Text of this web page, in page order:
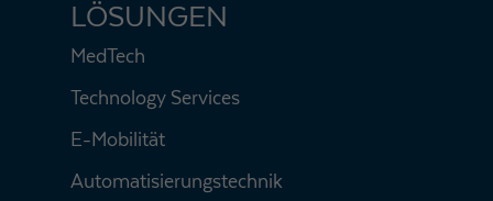
LÖSUNGEN
MedTech
Technology Services
E-Mobilität
Automatisierungstechnik